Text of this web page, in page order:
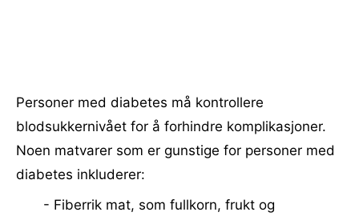
Personer med diabetes må kontrollere
blodsukkernivået for å forhindre komplikasjoner.
Noen matvarer som er gunstige for personer med
diabetes inkluderer:
- Fiberrik mat, som fullkorn, frukt og